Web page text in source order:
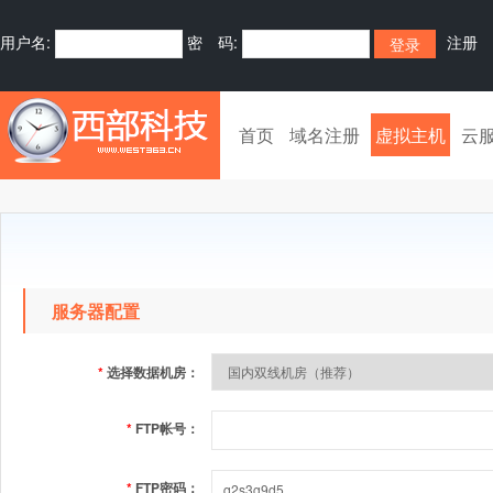
用户名: 密 码: 注册
首页 域名注册 虚拟主机 云
服务器配置
*选择数据机房：
* FTP帐号：
* FTP密码：